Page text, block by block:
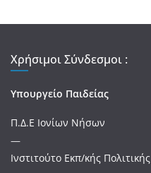
Χρήσιμοι Σύνδεσμοι :
Υπουργείο Παιδείας
Π.Δ.Ε Ιονίων Νήσων
—
Ινστιτούτο Εκπ/κής Πολιτικής